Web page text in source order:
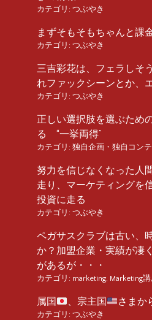
カテゴリ: つぶやき
まずそもそもちゃんと課
カテゴリ: つぶやき
三吉彩花は、フェラしそ
れファックシーンとか、
カテゴリ: つぶやき
正しい選択肢を選ぶため
る “一挙両得”
カテゴリ: 独自企画・独自コン
努力を信じなくなった人
走り、マーケティングを
投資に走る
カテゴリ: つぶやき
ペガサスクラブは古い、
か？加盟企業・実績が凄
があるが・・・
カテゴリ: marketing, Marketing講
属国 、宗主国 さまか
カテゴリ: つぶやき